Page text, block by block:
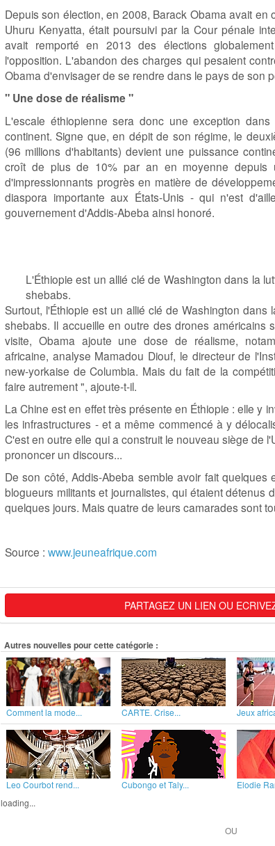
Depuis son élection, en 2008, Barack Obama avait en
Uhuru Kenyatta, était poursuivi par la Cour pénale
avait remporté en 2013 des élections
l'opposition. L'abandon des charges qui pesaient
Obama d'envisager de se rendre dans le pays de son
" Une dose de réalisme "
L'escale éthiopienne sera donc une exception
continent. Signe que, en dépit de son régime, le
(96 millions d'habitants) devient une puissance
croît de plus de 10% par an en moyenne depuis
d'impressionnants progrès en matière de
diaspora importante aux États-Unis - qui n'est
gouvernement d'Addis-Abeba ainsi honoré.
L'Éthiopie est un allié clé de Washington dans la
shebabs.
Surtout, l'Éthiopie est un allié clé de Washington dans
shebabs. Il accueille en outre des drones américains
visite, Obama ajoute une dose de réalisme,
africaine, analyse Mamadou Diouf, le directeur de
new-yorkaise de Columbia. Mais du fait de la
faire autrement ", ajoute-t-il.
La Chine est en effet très présente en Éthiopie : elle y
les infrastructures - et a même commencé à y
C'est en outre elle qui a construit le nouveau siège de
prononcer un discours...
De son côté, Addis-Abeba semble avoir fait quelques
blogueurs militants et journalistes, qui étaient détenus
quelques jours. Mais quatre de leurs camarades sont
Source : www.jeuneafrique.com
PARTAGEZ UN LIEN OU
Autres nouvelles pour cette catégorie :
Comment la mode... CARTE. Crise... Jeux
Leo Courbot rend... Cubongo et Taly... Elodie
loading...
OU